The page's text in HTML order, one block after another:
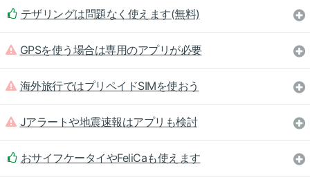
テザリングは問題なく使えます(無料)
GPSを使う場合は専用のアプリが必要
海外旅行ではプリペイドSIMを使おう
Jアラートや地震速報はアプリも検討
おサイフケータイやFeliCaも使えます